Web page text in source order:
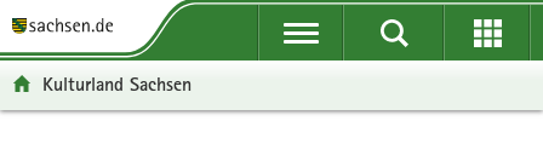
ttp
t
Kulturland Sachsen